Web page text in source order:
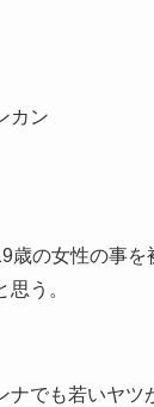
カン
歳の女性の事を
う。
ナでも若いヤツ